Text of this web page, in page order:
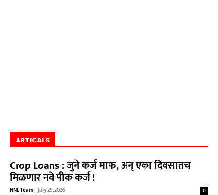
ARTICALS
Crop Loans : जुने कर्ज माफ, अन् एका दिवसातच
मिळणार नवे पीक कर्ज !
NNL Team -July 29, 2026 0